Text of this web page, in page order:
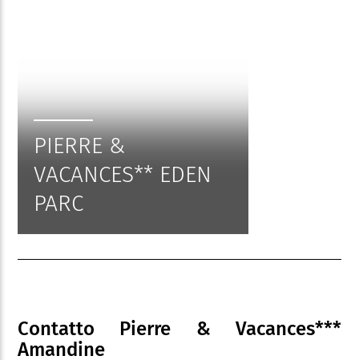
PIERRE &
VACANCES** EDEN
PARC
Contatto Pierre & Vacances***
Amandine